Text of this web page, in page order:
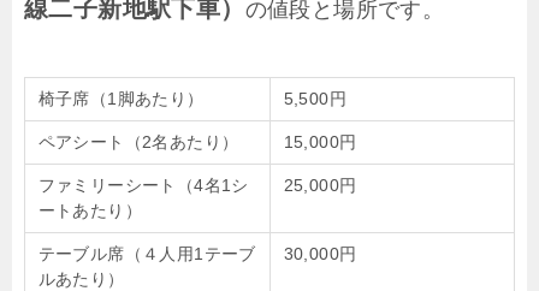
線二子新地駅下車） の値段と場所です。
椅子席（1脚あたり） 5,500円
ペアシート（2名あたり） 15,000円
ファミリーシート（4名1シ
ートあたり）
25,000円
テーブル席（４人用1テーブ
ルあたり）
30,000円